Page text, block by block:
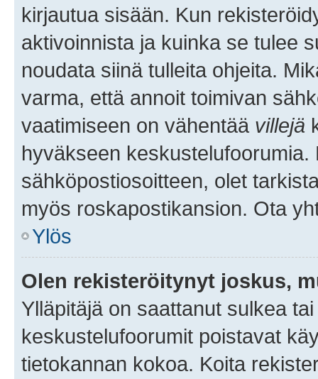
kirjautua sisään. Kun
aktivoinnista ja kuinka se tulee
noudata siinä tulleita ohjeita.
varma, että annoit toimivan
vaatimiseen on vähentää villejä
hyväkseen
sähköpostiosoitteen, olet
myös roskapostikansion. Ota
Ylös
Olen rekisteröitynyt joskus,
Ylläpitäjä on saattanut sulkea
keskustelufoorumit poistavat
tietokannan kokoa. Koita